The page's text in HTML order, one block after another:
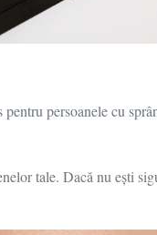
persoanele cu
tale. Dacă nu ești